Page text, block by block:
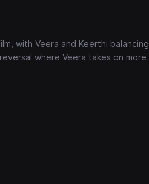
with Veera and Keerthi
where Veera takes on